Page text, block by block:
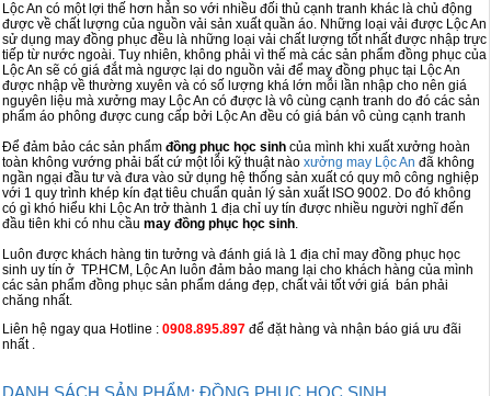
Lộc An có một lợi thế hơn hẳn so với nhiều đối thủ cạnh tranh khác là chủ động
được về chất lượng của nguồn vải sản xuất quần áo. Những loại vải được Lộc An
sử dụng may đồng phục đều là những loại vải chất lượng tốt nhất được nhập trực
tiếp từ nước ngoài. Tuy nhiên, không phải vì thế mà các sản phẩm đồng phục của
Lộc An sẽ có giá đắt mà ngược lại do nguồn vải để may đồng phục tại Lộc An
được nhập về thường xuyên và có số lượng khá lớn mỗi lần nhập cho nên giá
nguyên liệu mà xưởng may Lộc An có được là vô cùng cạnh tranh do đó các sản
phẩm áo phông được cung cấp bởi Lộc An đều có giá bán vô cùng cạnh tranh
Để đảm bảo các sản phẩm đồng phục học sinh của mình khi xuất xưởng hoàn
toàn không vướng phải bất cứ một lỗi kỹ thuật nào xưởng may Lộc An đã không
ngần ngại đầu tư và đưa vào sử dụng hệ thống sản xuất có quy mô công nghiệp
với 1 quy trình khép kín đạt tiêu chuẩn quản lý sản xuất ISO 9002. Do đó không
có gì khó hiểu khi Lộc An trở thành 1 địa chỉ uy tín được nhiều người nghĩ đến
đầu tiên khi có nhu cầu may đồng phục học sinh.
Luôn được khách hàng tin tưởng và đánh giá là 1 địa chỉ may đồng phục học
sinh uy tín ở TP.HCM, Lộc An luôn đảm bảo mang lại cho khách hàng của mình
các sản phẩm đồng phục sản phẩm dáng đẹp, chất vải tốt với giá bán phải
chăng nhất.
Liên hệ ngay qua Hotline : 0908.895.897 để đặt hàng và nhận báo giá ưu đãi
nhất .